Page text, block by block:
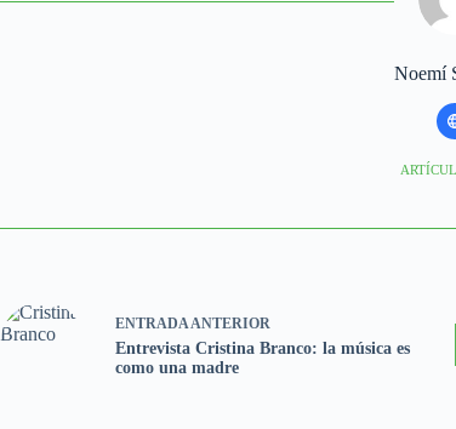
Noemí
ENTRADA ANTERIOR
Entrevista Cristina Branco: la música es
como una madre